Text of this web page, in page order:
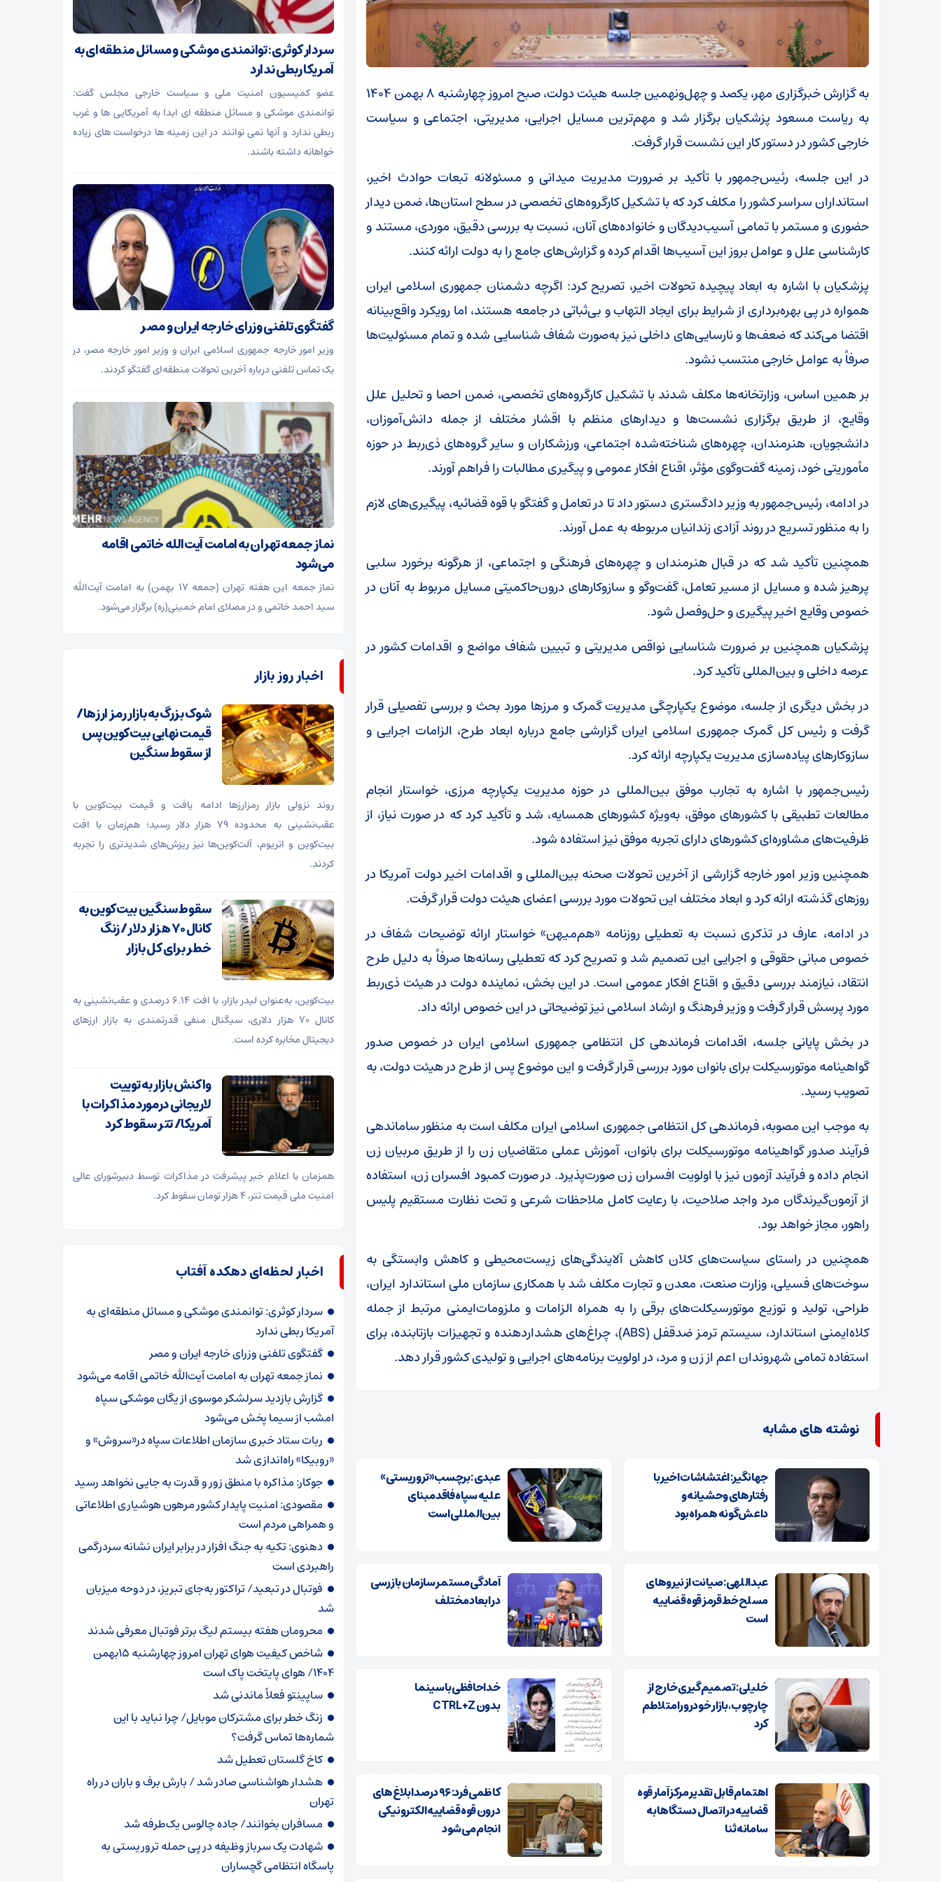
به گزارش خبرگزاری مهر، یکصد و چهل‌ونهمین جلسه هیئت دولت، صبح امروز چهارشنبه ۸ بهمن ۱۴۰۴
به ریاست مسعود پزشکیان برگزار شد و مهم‌ترین مسایل اجرایی، مدیریتی، اجتماعی و سیاست
خارجی کشور در دستور کار این نشست قرار گرفت.
در این جلسه، رئیس‌جمهور با تأکید بر ضرورت مدیریت میدانی و مسئولانه تبعات حوادث اخیر،
استانداران سراسر کشور را مکلف کرد که با تشکیل کارگروه‌های تخصصی در سطح استان‌ها، ضمن دیدار
حضوری و مستمر با تمامی آسیب‌دیدگان و خانواده‌های آنان، نسبت به بررسی دقیق، موردی، مستند و
کارشناسی علل و عوامل بروز این آسیب‌ها اقدام کرده و گزارش‌های جامع را به دولت ارائه کنند.
پزشکیان با اشاره به ابعاد پیچیده تحولات اخیر، تصریح کرد: اگرچه دشمنان جمهوری اسلامی ایران
همواره در پی بهره‌برداری از شرایط برای ایجاد التهاب و بی‌ثباتی در جامعه هستند، اما رویکرد واقع‌بینانه
اقتضا می‌کند که ضعف‌ها و نارسایی‌های داخلی نیز به‌صورت شفاف شناسایی شده و تمام مسئولیت‌ها
صرفاً به عوامل خارجی منتسب نشود.
بر همین اساس، وزارتخانه‌ها مکلف شدند با تشکیل کارگروه‌های تخصصی، ضمن احصا و تحلیل علل
وقایع، از طریق برگزاری نشست‌ها و دیدارهای منظم با اقشار مختلف از جمله دانش‌آموزان،
دانشجویان، هنرمندان، چهره‌های شناخته‌شده اجتماعی، ورزشکاران و سایر گروه‌های ذی‌ربط در حوزه
مأموریتی خود، زمینه گفت‌وگوی مؤثر، اقناع افکار عمومی و پیگیری مطالبات را فراهم آورند.
در ادامه، رئیس‌جمهور به وزیر دادگستری دستور داد تا در تعامل و گفتگو با قوه قضائیه،‌ پیگیری‌های لازم
را به منظور تسریع در روند آزادی زندانیان مربوطه به عمل آورند.
همچنین تأکید شد که در قبال هنرمندان و چهره‌های فرهنگی و اجتماعی، از هرگونه برخورد سلبی
پرهیز شده و مسایل از مسیر تعامل، گفت‌وگو و سازوکارهای درون‌حاکمیتی مسایل مربوط به آنان در
خصوص وقایع اخیر پیگیری و حل‌وفصل شود.
پزشکیان همچنین بر ضرورت شناسایی نواقص مدیریتی و تبیین شفاف مواضع و اقدامات کشور در
عرصه داخلی و بین‌المللی تأکید کرد.
در بخش دیگری از جلسه، موضوع یکپارچگی مدیریت گمرک و مرزها مورد بحث و بررسی تفصیلی قرار
گرفت و رئیس کل گمرک جمهوری اسلامی ایران گزارشی جامع درباره ابعاد طرح، الزامات اجرایی و
سازوکارهای پیاده‌سازی مدیریت یکپارچه ارائه کرد.
رئیس‌جمهور با اشاره به تجارب موفق بین‌المللی در حوزه مدیریت یکپارچه مرزی، خواستار انجام
مطالعات تطبیقی با کشورهای موفق، به‌ویژه کشورهای همسایه، شد و تأکید کرد که در صورت نیاز، از
ظرفیت‌های مشاوره‌ای کشورهای دارای تجربه موفق نیز استفاده شود.
همچنین وزیر امور خارجه گزارشی از آخرین تحولات صحنه بین‌المللی و اقدامات اخیر دولت آمریکا در
روزهای گذشته ارائه کرد و ابعاد مختلف این تحولات مورد بررسی اعضای هیئت دولت قرار گرفت.
در ادامه، عارف در تذکری نسبت به تعطیلی روزنامه «هم‌میهن» خواستار ارائه توضیحات شفاف در
خصوص مبانی حقوقی و اجرایی این تصمیم شد و تصریح کرد که تعطیلی رسانه‌ها صرفاً به دلیل طرح
انتقاد، نیازمند بررسی دقیق و اقناع افکار عمومی است. در این بخش، نماینده دولت در هیئت ذی‌ربط
مورد پرسش قرار گرفت و وزیر فرهنگ و ارشاد اسلامی نیز توضیحاتی در این خصوص ارائه داد.
در بخش پایانی جلسه، اقدامات فرماندهی کل انتظامی جمهوری اسلامی ایران در خصوص صدور
گواهینامه موتورسیکلت برای بانوان مورد بررسی قرار گرفت و این موضوع پس از طرح در هیئت دولت، به
تصویب رسید.
به موجب این مصوبه، فرماندهی کل انتظامی جمهوری اسلامی ایران مکلف است به منظور ساماندهی
فرآیند صدور گواهینامه موتورسیکلت برای بانوان، آموزش عملی متقاضیان زن را از طریق مربیان زن
انجام داده و فرآیند آزمون نیز با اولویت افسران زن صورت‌پذیرد. در صورت کمبود افسران زن، استفاده
از آزمون‌گیرندگان مرد واجد صلاحیت، با رعایت کامل ملاحظات شرعی و تحت نظارت مستقیم پلیس
راهور، مجاز خواهد بود.
همچنین در راستای سیاست‌های کلان کاهش آلایندگی‌های زیست‌محیطی و کاهش وابستگی به
سوخت‌های فسیلی، وزارت صنعت، معدن و تجارت مکلف شد با همکاری سازمان ملی استاندارد ایران،
طراحی، تولید و توزیع موتورسیکلت‌های برقی را به همراه الزامات و ملزومات‌ایمنی مرتبط از جمله
کلاه‌ایمنی استاندارد، سیستم ترمز ضدقفل (ABS)، چراغ‌های هشداردهنده و تجهیزات بازتابنده، برای
استفاده تمامی شهروندان اعم از زن و مرد، در اولویت برنامه‌های اجرایی و تولیدی کشور قرار دهد.
نوشته های مشابه
جهانگیر: اغتشاشات اخیر با
رفتارهای وحشیانه و
داعش‌گونه همراه بود
عبدی : برچسب «تروریستی»
علیه سپاه فاقد مبنای
بین‌المللی است
عبداللهی: صیانت از نیروهای
مسلح خط قرمز قوه قضاییه
است
آمادگی مستمر سازمان بازرسی
در ابعاد مختلف
خلیلی: تصمیم‌گیری خارج از
چارچوب، بازار خودرو را متلاطم
کرد
خداحافظی با سینما
بدون CTRL+Z
اهتمام قابل تقدیر مرکز آمار قوه
قضاییه در اتصال دستگاها به
سامانه ثنا
کاظمی فرد: ۹۶ درصد ابلاغ‌های
درون قوه قضاییه الکترونیکی
انجام می‌شود
سردار کوثری: توانمندی موشکی و مسائل منطقه‌ای به
آمریکا ربطی ندارد
عضو کمیسیون امنیت ملی و سیاست خارجی مجلس گفت:
توانمندی موشکی و مسائل منطقه ای ابدا به آمریکایی ها و غرب
ربطی ندارد و آنها نمی توانند در این زمینه ها درخواست های زیاده
خواهانه داشته باشند.
گفتگوی تلفنی وزرای خارجه ایران و مصر
وزیر امور خارجه جمهوری اسلامی ایران و وزیر امور خارجه مصر، در
یک تماس تلفنی درباره آخرین تحولات منطقه‌ای گفتگو کردند.
نماز جمعه تهران به امامت آیت‌الله خاتمی اقامه
می‌شود
نماز جمعه این هفته تهران (جمعه ۱۷ بهمن) به امامت آیت‌الله
سید احمد خاتمی و در مصلای امام خمینی(ره) برگزار می‌شود.
اخبار روز بازار
شوک بزرگ به بازار رمز ارزها/
قیمت نهایی بیت‌کوین پس
از سقوط سنگین
روند نزولی بازار رمزارز‌ها ادامه یافت و قیمت بیت‌کوین با
عقب‌نشینی به محدوده ۷۹ هزار دلار رسید؛ هم‌زمان با افت
بیت‌کوین و اتریوم، آلت‌کوین‌ها نیز ریزش‌های شدیدتری را تجربه
کردند.
سقوط سنگین بیت‌کوین به
کانال ۷۰ هزار دلار/ زنگ
خطر برای کل بازار
بیت‌کوین، به‌عنوان لیدر بازار، با افت ۶.۱۴ درصدی و عقب‌نشینی به
کانال ۷۰ هزار دلاری، سیگنال منفی قدرتمندی به بازار ارز‌های
دیجیتال مخابره کرده است.
واکنش بازار به توییت
لاریجانی درمورد مذاکرات با
آمریکا/ تتر سقوط کرد
همزمان با اعلام خبر پیشرفت در مذاکرات توسط دبیرشورای عالی
امنیت ملی قیمت تتر، ۴ هزار تومان سقوط کرد.
اخبار لحظه‌ای دهکده آفتاب
سردار کوثری: توانمندی موشکی و مسائل منطقه‌ای به
آمریکا ربطی ندارد
گفتگوی تلفنی وزرای خارجه ایران و مصر
نماز جمعه تهران به امامت آیت‌الله خاتمی اقامه می‌شود
گزارش بازدید سرلشکر موسوی از یگان موشکی سپاه
امشب از سیما پخش می‌شود
ربات ستاد خبری سازمان اطلاعات سپاه در«سروش» و
«روبیکا» راه‌اندازی شد
جوکار: مذاکره با منطق زور و قدرت به جایی نخواهد رسید
مقصودی: امنیت پایدار کشور مرهون هوشیاری اطلاعاتی
و همراهی مردم است
دهنوی: تکیه به جنگ افزار در برابر ایران نشانه سردرگمی
راهبردی است
فوتبال در تبعید/ تراکتور به‌جای تبریز، در دوحه میزبان
شد
محرومان هفته بیستم لیگ برتر فوتبال معرفی شدند
شاخص کیفیت هوای تهران امروز چهارشنبه 15بهمن
1404/ هوای پایتخت پاک است
ساپینتو فعلاً ماندنی شد
زنگ خطر برای مشترکان موبایل/ چرا نباید با این
شماره‌ها تماس گرفت؟
کاخ گلستان تعطیل شد
هشدار هواشناسی صادر شد / بارش برف و باران در راه
تهران
مسافران بخوانند/ جاده چالوس یک‌طرفه شد
شهادت یک سرباز وظیفه در پی حمله تروریستی به
پاسگاه انتظامی گچساران